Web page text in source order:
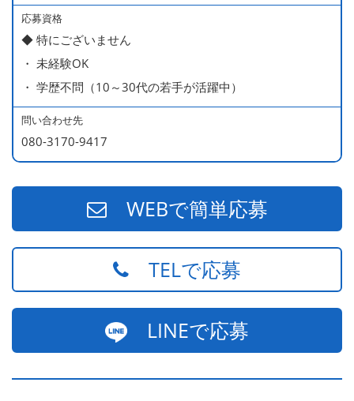
ラブラブな新婚さん）
540万円／店長（20代・入社3年目・ 育休取得して、更に
やる気MAXの2児のお父さん）
670万円／統括店長（30代・入社7年目・中学生の長男筆
頭に3人の子供を持つ一家の大黒柱）
応募資格
◆ 特にございません
・ 未経験OK
・ 学歴不問（10～30代の若手が活躍中）
問い合わせ先
080-3170-9417
WEBで簡単応募
TELで応募
LINEで応募